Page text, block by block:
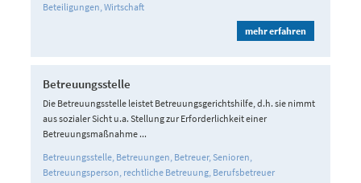
Beteiligungen Wirtschaft
mehr erfahren
Betreuungsstelle
Die Betreuungsstelle leistet Betreuungsgerichtshilfe, d.h. sie nimmt
aus sozialer Sicht u.a. Stellung zur Erforderlichkeit einer
Betreuungsmaßnahme ...
Betreuungsstelle Betreuungen Betreuer Senioren
Betreuungsperson rechtliche Betreuung Berufsbetreuer